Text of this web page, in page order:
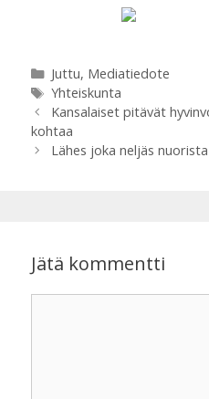
t
s
A
b
o
Kategoriat
Juttu, Mediatiedote
Avainsanat
Yhteiskunta
Kansalaiset pitävät
kohtaa
Lähes joka neljäs
Jätä kommentti